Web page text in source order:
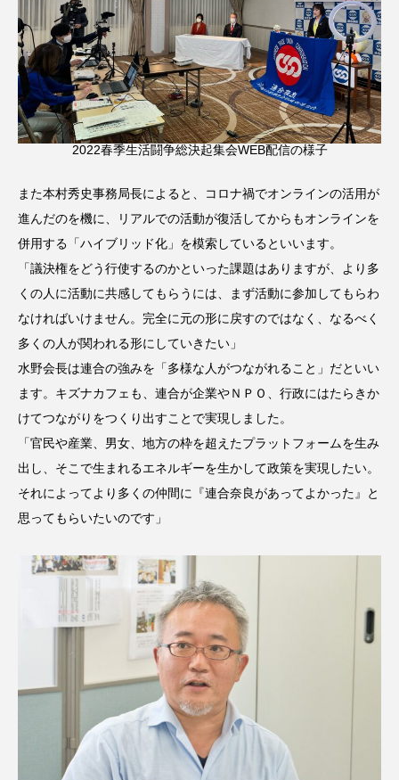
2022春季生活闘争総決起集会WEB配信の様子
また本村秀史事務局長によると、コロナ禍でオンラインの活用が
進んだのを機に、リアルでの活動が復活してからもオンラインを
併用する「ハイブリッド化」を模索しているといいます。
「議決権をどう行使するのかといった課題はありますが、より多
くの人に活動に共感してもらうには、まず活動に参加してもらわ
なければいけません。完全に元の形に戻すのではなく、なるべく
多くの人が関われる形にしていきたい」
水野会長は連合の強みを「多様な人がつながれること」だといい
ます。キズナカフェも、連合が企業やＮＰＯ、行政にはたらきか
けてつながりをつくり出すことで実現しました。
「官民や産業、男女、地方の枠を超えたプラットフォームを生み
出し、そこで生まれるエネルギーを生かして政策を実現したい。
それによってより多くの仲間に『連合奈良があってよかった』と
思ってもらいたいのです」